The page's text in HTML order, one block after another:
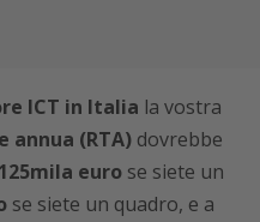
ICT in Italia la vostra
(RTA) dovrebbe
125mila euro se siete un
se siete un quadro, e a